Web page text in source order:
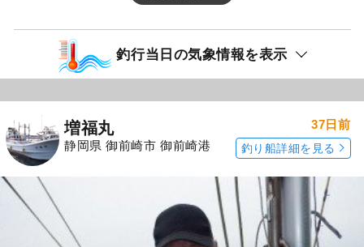
釣行当日の気象情報を表示
増福丸
静岡県 御前崎市 御前崎港
37日前
釣り船詳細を見る